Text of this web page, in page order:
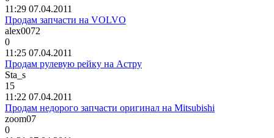
11:29 07.04.2011
Продам запчасти на VOLVO
alex0072
0
11:25 07.04.2011
Продам рулевую рейку на Астру
Sta_s
15
11:22 07.04.2011
Продам недорого запчасти оригинал на Mitsubishi
zoom07
0